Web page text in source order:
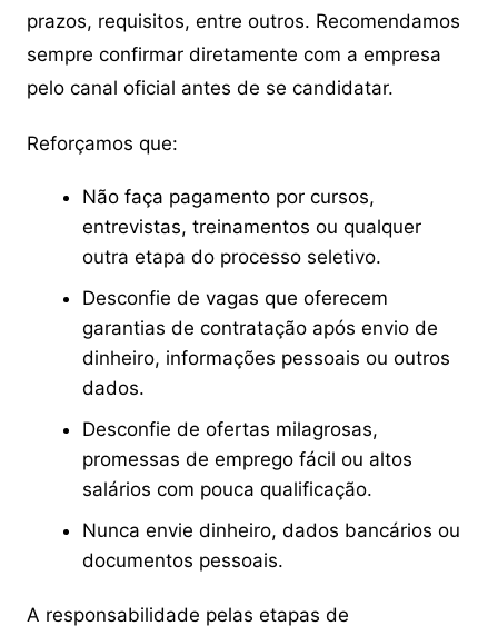
prazos, requisitos, entre outros. Recomendamos
sempre confirmar diretamente com a empresa
pelo canal oficial antes de se candidatar.
Reforçamos que:
Não faça pagamento por cursos,
entrevistas, treinamentos ou qualquer
outra etapa do processo seletivo.
Desconfie de vagas que oferecem
garantias de contratação após envio de
dinheiro, informações pessoais ou outros
dados.
Desconfie de ofertas milagrosas,
promessas de emprego fácil ou altos
salários com pouca qualificação.
Nunca envie dinheiro, dados bancários ou
documentos pessoais.
A responsabilidade pelas etapas de